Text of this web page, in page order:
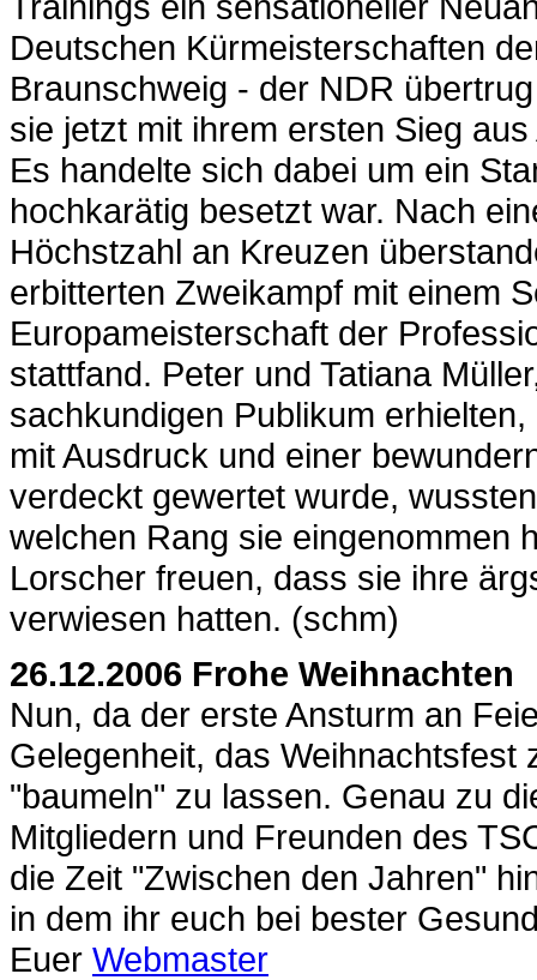
Deutschen Kürmeisterschaften
Braunschweig - der NDR
sie jetzt mit ihrem ersten Sieg
Es handelte sich dabei um ein
hochkarätig besetzt war. Nach
Höchstzahl an Kreuzen
erbitterten Zweikampf mit einem
Europameisterschaft der
stattfand. Peter und Tatiana
sachkundigen Publikum
mit Ausdruck und einer
verdeckt gewertet wurde,
welchen Rang sie eingenommen
Lorscher freuen, dass sie ihre
verwiesen hatten. (schm)
26.12.2006 Frohe Weihnachten
Nun, da der erste Ansturm an
Gelegenheit, das
"baumeln" zu lassen. Genau zu
Mitgliedern und Freunden des
die Zeit "Zwischen den Jahren"
in dem ihr euch bei bester
Euer Webmaster